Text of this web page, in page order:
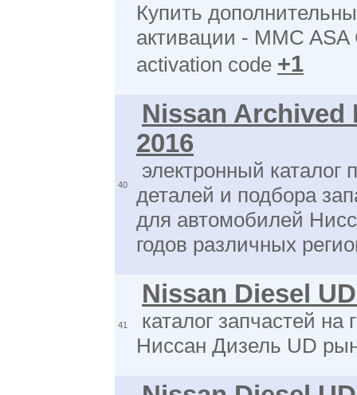
Купить
активации - MMC ASA
activation code +1
40
Nissan Archived
2016
электронный каталог
деталей и подбора
для автомобилей
годов различных
41
Nissan Diesel
каталог запчастей на
Ниссан Дизель UD